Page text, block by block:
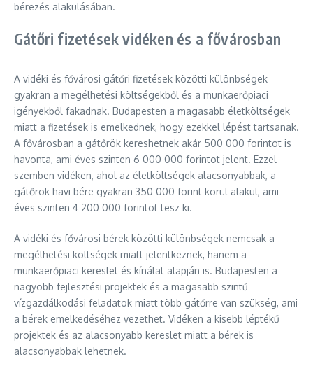
bérezés alakulásában.
Gátőri fizetések vidéken és a fővárosban
A vidéki és fővárosi gátőri fizetések közötti különbségek
gyakran a megélhetési költségekből és a munkaerőpiaci
igényekből fakadnak. Budapesten a magasabb életköltségek
miatt a fizetések is emelkednek, hogy ezekkel lépést tartsanak.
A fővárosban a gátőrök kereshetnek akár 500 000 forintot is
havonta, ami éves szinten 6 000 000 forintot jelent. Ezzel
szemben vidéken, ahol az életköltségek alacsonyabbak, a
gátőrök havi bére gyakran 350 000 forint körül alakul, ami
éves szinten 4 200 000 forintot tesz ki.
A vidéki és fővárosi bérek közötti különbségek nemcsak a
megélhetési költségek miatt jelentkeznek, hanem a
munkaerőpiaci kereslet és kínálat alapján is. Budapesten a
nagyobb fejlesztési projektek és a magasabb szintű
vízgazdálkodási feladatok miatt több gátőrre van szükség, ami
a bérek emelkedéséhez vezethet. Vidéken a kisebb léptékű
projektek és az alacsonyabb kereslet miatt a bérek is
alacsonyabbak lehetnek.